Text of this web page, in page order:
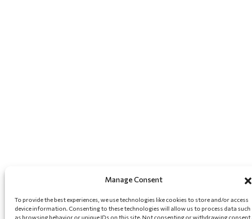
Manage Consent
To provide the best experiences, we use technologies like cookies to store and/or access
device information. Consenting to these technologies will allow us to process data such
as browsing behavior or unique IDs on this site. Not consenting or withdrawing consent,